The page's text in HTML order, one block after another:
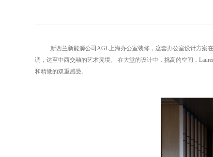
新西兰新能源公司AGL上海办公室装修，这套办公室设计方案
调，达至中西交融的艺术灵境。 在大堂的设计中，挑高的空间，
和精微的双重感受。